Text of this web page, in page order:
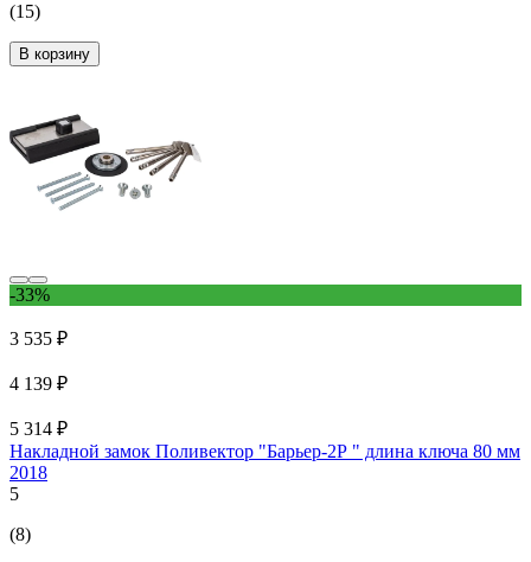
(15)
В корзину
-33%
3 535 ₽
4 139 ₽
5 314 ₽
Накладной замок Поливектор "Барьер-2Р " длина ключа 80 мм
2018
5
(8)